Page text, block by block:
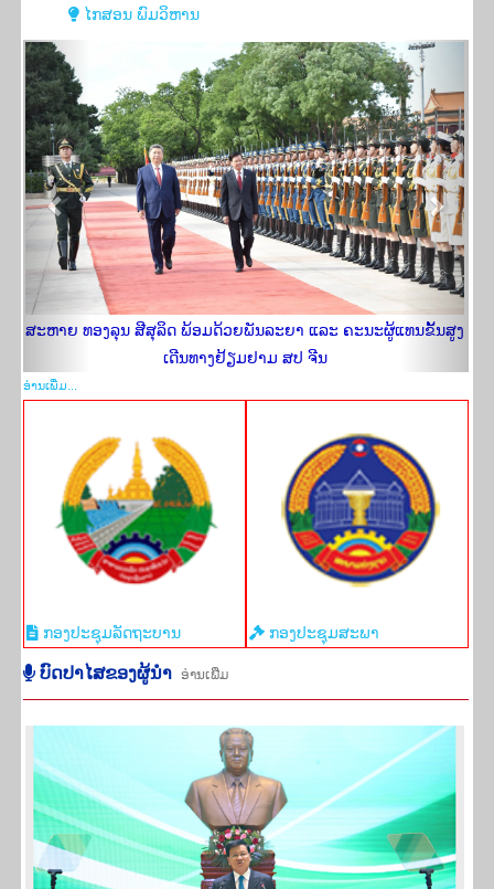
ໄກສອນ ພົມວິຫານ
ສະຫາຍ ທອງລຸນ ສີສຸລິດ ພ້ອມດ້ວຍພັນລະຍາ ແລະ ຄະນະຜູ້ແທນຂັ້ນສູງ
ເດີນທາງຢ້ຽມ​ຢາມ ສປ ຈີນ
Previous Next
ອ່ານ​ເພີ່​ມ...
ກອງປະຊຸມ​ລັດ​ຖະ​ບານ ກອງ​ປະ​ຊຸມ​ສະ​ພາ
ບົດ​ປາ​ໄສ​ຂອງ​ຜູ້​ນຳ ອ່ານ​ເພີ່​ມ